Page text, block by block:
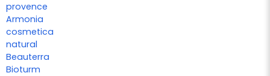
provence
Armonia
cosmetica
natural
Beauterra
Bioturm